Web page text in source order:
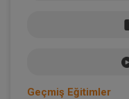
Geçmiş Eğitimler